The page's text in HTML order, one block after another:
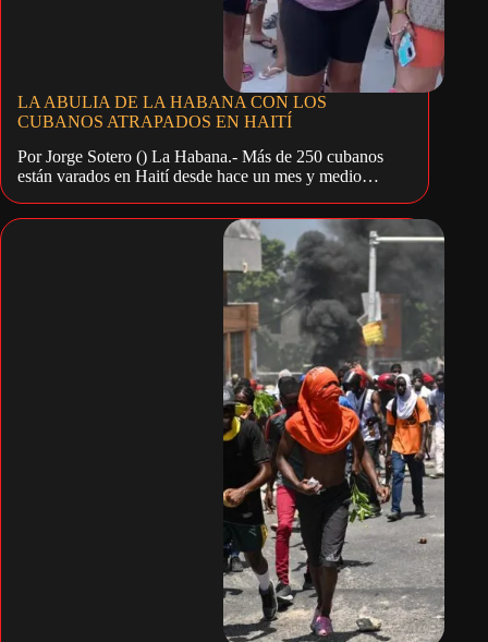
LA ABULIA DE LA HABANA CON LOS
CUBANOS ATRAPADOS EN HAITÍ
Por Jorge Sotero () La Habana.- Más de 250 cubanos
están varados en Haití desde hace un mes y medio…